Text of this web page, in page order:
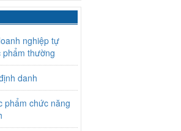
nghiệp tự
thường
danh
phẩm chức năng